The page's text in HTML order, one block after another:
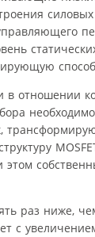
в отношении
раз ниже,
с